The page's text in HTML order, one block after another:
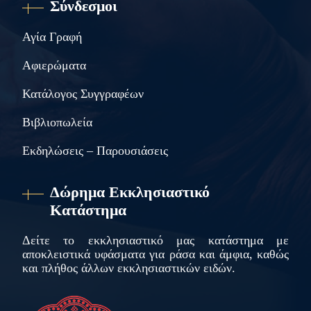
Σύνδεσμοι
Αγία Γραφή
Αφιερώματα
Κατάλογος Συγγραφέων
Βιβλιοπωλεία
Εκδηλώσεις – Παρουσιάσεις
Δώρημα Εκκλησιαστικό
Κατάστημα
Δείτε το εκκλησιαστικό μας κατάστημα με
αποκλειστικά υφάσματα για ράσα και άμφια, καθώς
και πλήθος άλλων εκκλησιαστικών ειδών.